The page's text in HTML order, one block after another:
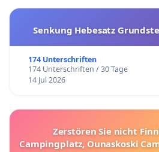
Senkung Hebesatz
174 Unterschriften
174 Unterschriften / 30 Tage
14 Jul 2026
Zerstören Sie nicht
Campingplatz, Ounaskoski